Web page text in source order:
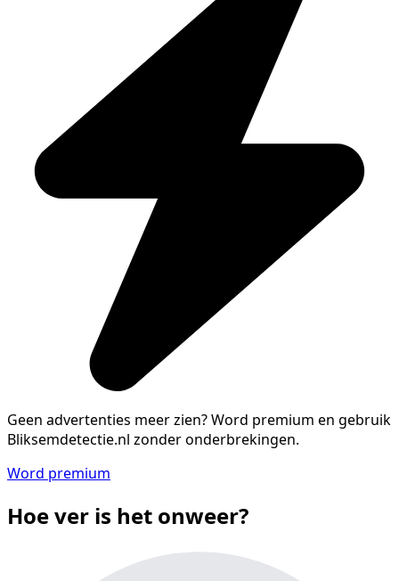
Geen advertenties meer zien?Word premium en gebruik
Bliksemdetectie.nl zonder onderbrekingen.
Word premium
Hoe ver is het onweer?